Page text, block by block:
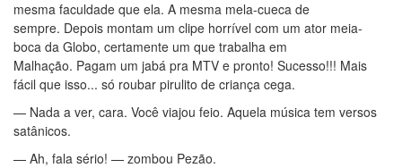
mesma faculdade que ela. A mesma mela-cueca de
sempre. Depois montam um clipe horrível com um ator meia-
boca da Globo, certamente um que trabalha em
Malhação. Pagam um jabá pra MTV e pronto! Sucesso!!! Mais
fácil que isso... só roubar pirulito de criança cega.
— Nada a ver, cara. Você viajou feio. Aquela música tem versos
satânicos.
— Ah, fala sério! — zombou Pezão.